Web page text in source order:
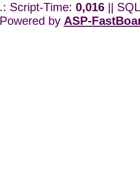
.: Script-Time: 0,016||
Powered by ASP-